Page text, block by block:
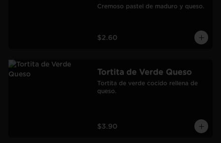
Cremoso pastel de maduro y queso.
$2.60
Tortita de Verde Queso
Tortita de verde cocido rellena de
queso.
$3.90